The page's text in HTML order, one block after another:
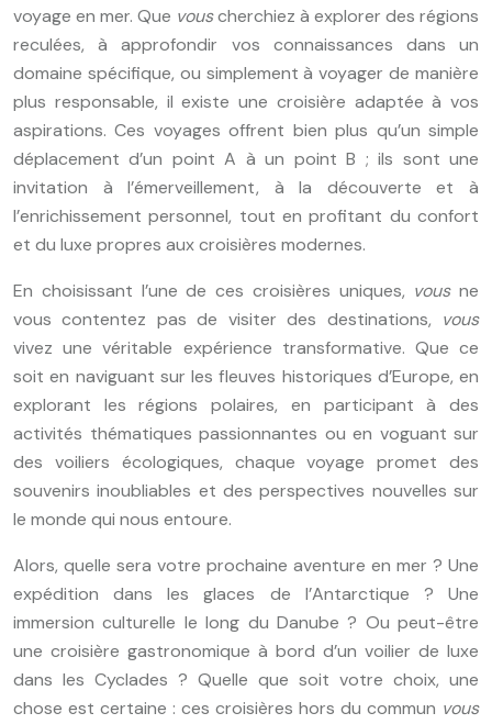
voyage en mer. Que vouscherchiez à explorer des régions
reculées, à approfondir vos connaissances dans un
domaine spécifique, ou simplement à voyager de manière
plus responsable, il existe une croisière adaptée à vos
aspirations. Ces voyages offrent bien plus qu’un simple
déplacement d’un point A à un point B ; ils sont une
invitation à l’émerveillement, à la découverte et à
l’enrichissement personnel, tout en profitant du confort
et du luxe propres aux croisières modernes.
En choisissant l’une de ces croisières uniques, vousne
vous contentez pas de visiter des destinations, vous
vivez une véritable expérience transformative. Que ce
soit en naviguant sur les fleuves historiques d’Europe, en
explorant les régions polaires, en participant à des
activités thématiques passionnantes ou en voguant sur
des voiliers écologiques, chaque voyage promet des
souvenirs inoubliables et des perspectives nouvelles sur
le monde qui nous entoure.
Alors, quelle sera votre prochaine aventure en mer ? Une
expédition dans les glaces de l’Antarctique ? Une
immersion culturelle le long du Danube ? Ou peut-être
une croisière gastronomique à bord d’un voilier de luxe
dans les Cyclades ? Quelle que soit votre choix, une
chose est certaine : ces croisières hors du commun vous